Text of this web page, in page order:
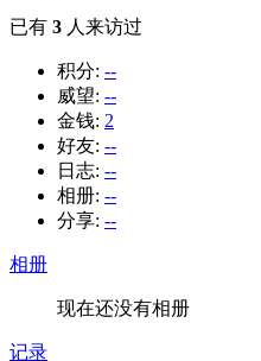
已有 3 人来访过
积分: --
威望: --
金钱: 2
好友: --
日志: --
相册: --
分享: --
相册
现在还没有相册
记录